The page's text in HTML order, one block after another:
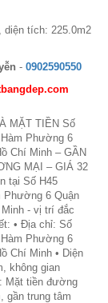
diện tích: 225.0m2
- 0902590550
MẶT TIỀN Số
Phường 6
Chí Minh – GẦN
MẠI – GIÁ 32
tại Số H45
Phường 6 Quận
- vị trí đắc
• Địa chỉ: Số
Phường 6
Chí Minh • Diện
không gian
Mặt tiền đường
gần trung tâm